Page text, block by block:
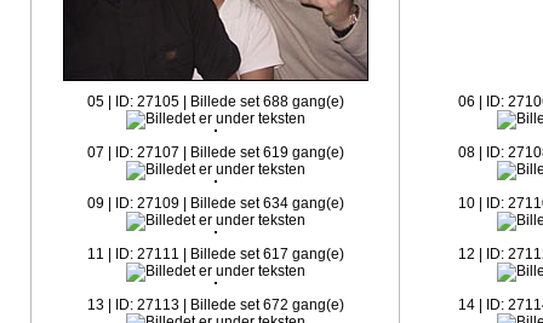
05 | ID: 27105 | Billede set 688 gang(e) 06 | ID:
07 | ID: 27107 | Billede set 619 gang(e) 08 | ID:
09 | ID: 27109 | Billede set 634 gang(e) 10 | ID:
11 | ID: 27111 | Billede set 617 gang(e) 12 | ID:
13 | ID: 27113 | Billede set 672 gang(e) 14 | ID: